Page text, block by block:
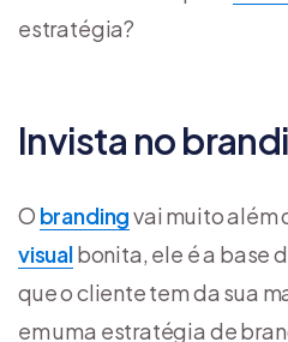
estratégia?
Invista no
O brandingvai muito além
visualbonita, ele é a base
que o cliente tem da sua
em uma estratégia de